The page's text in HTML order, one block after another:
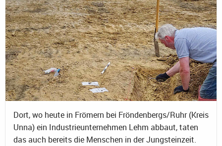
Dort, wo heute in Frömern bei Fröndenbergs/Ruhr (Kreis
Unna) ein Industrieunternehmen Lehm abbaut, taten
das auch bereits die Menschen in der Jungsteinzeit.